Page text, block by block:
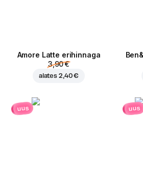
Amore Latte erihinnaga
3,90 €
alates 2,40 €
uus uus